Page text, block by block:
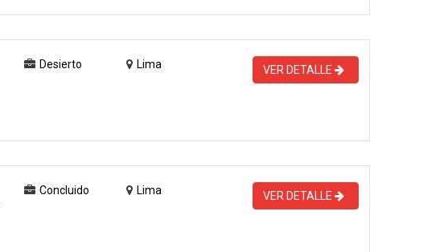
Desierto Lima VER DETALLE
Concluido Lima VER DETALLE